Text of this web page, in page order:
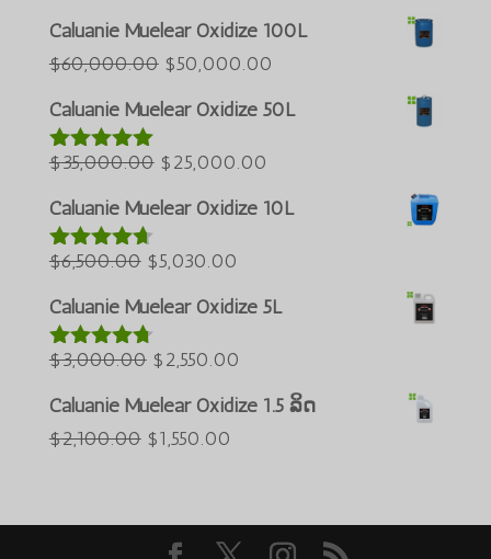
Caluanie Muelear Oxidize 100L
$60,000.00 ລາຄາ
ເດີມ
$60,000.00.
$50,000.00
Caluanie Muelear Oxidize 50L
ໃຫ້ຄະແນນ
ທັງໝົດ 5
$35,000.00 ລາຄາ
ເດີມ
$35,000.00.
$25,000.00
Caluanie Muelear Oxidize 10L
ໃຫ້ຄະແນນ
ທັງໝົດ 5
$6,500.00 ລາຄາ
ເດີມ
ແມ່ນ:
$6,500.00.
$5,030.00
ປະຈຸບັນ:
Caluanie Muelear Oxidize 5L
ໃຫ້ຄະແນນ
ທັງໝົດ 5
$3,000.00 ລາຄາ
ເດີມ
$2,550.00
ປະຈຸບັນ:
Caluanie Muelear Oxidize 1.5 ລິດ
$2,100.00 ລາຄາ
$2,100.00.
$1,550.00
Tiếng Việt
日本語
한국어
Bahasa Melayu